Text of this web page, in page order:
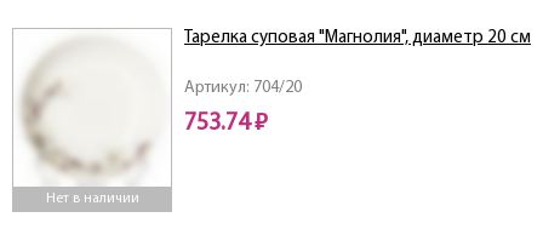
Нет в наличии
Артикул: 704/20
Тарелка суповая "Магнолия", диаметр 20 см
753.74 ₽